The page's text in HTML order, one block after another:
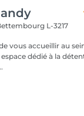
L-3217
vous accueillir au
dédié à la